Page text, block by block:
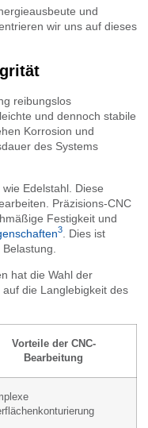
und
wir uns auf dieses
reibungslos
und dennoch stabile
Korrosion und
des Systems
Edelstahl. Diese
Präzisions-CNC
Festigkeit und
3
. Dies ist
hat die Wahl der
die Langlebigkeit des
Vorteile der CNC-
Bearbeitung